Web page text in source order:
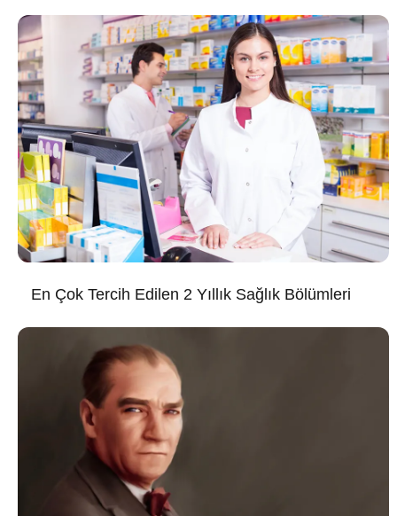
En Çok Tercih Edilen 2 Yıllık Sağlık Bölümleri